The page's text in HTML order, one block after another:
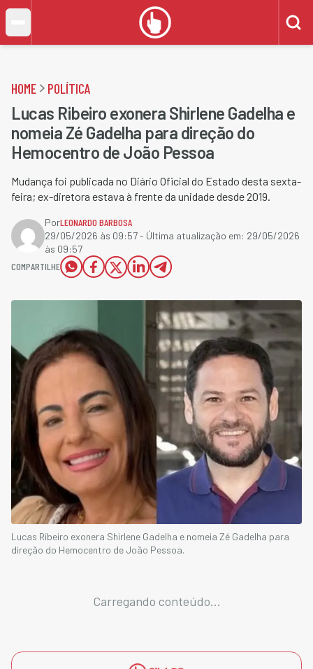
HOME POLÍTICA
Lucas Ribeiro exonera Shirlene Gadelha e
nomeia Zé Gadelha para direção do
Hemocentro de João Pessoa
Mudança foi publicada no Diário Oficial do Estado desta sexta-
feira; ex-diretora estava à frente da unidade desde 2019.
PorLEONARDO BARBOSA
29/05/2026 às 09:57- Última atualização em: 29/05/2026
às 09:57
COMPARTILHE
Lucas Ribeiro exonera Shirlene Gadelha e nomeia Zé Gadelha para
direção do Hemocentro de João Pessoa.
Carregando conteúdo...